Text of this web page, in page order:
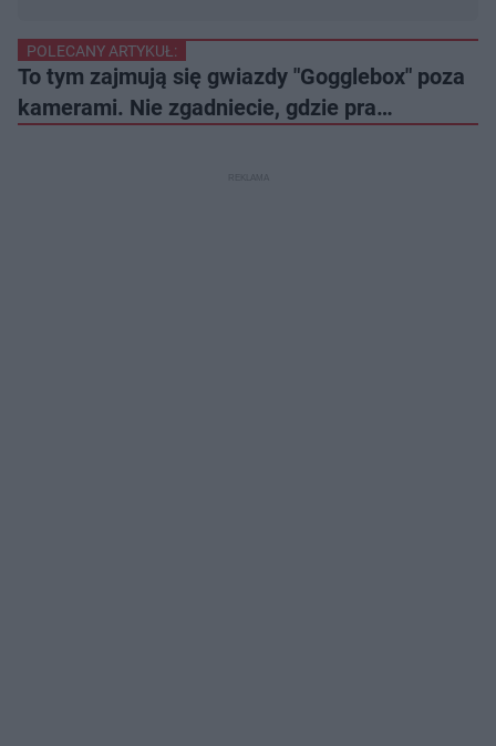
POLECANY ARTYKUŁ:
To tym zajmują się gwiazdy "Gogglebox" poza
kamerami. Nie zgadniecie, gdzie pra…